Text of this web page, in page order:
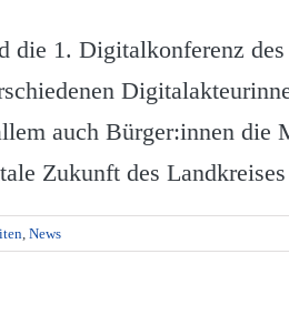
die 1. Digitalkonferenz
auch Bürger:innen die
Zukunft des
, News